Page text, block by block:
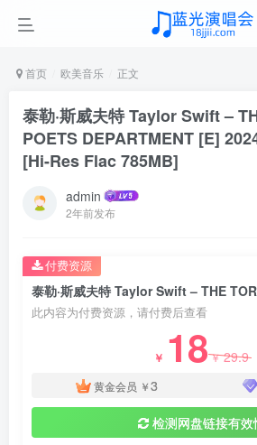
首页 欧美音乐 正文
泰勒·斯威夫特 Taylor Swift –
POETS DEPARTMENT [E]
[Hi-Res Flac 785MB]
admin
2年前发布
此内容为付费资源，请付费后查看
￥ 18￥29.9
黄金会员 ￥3
检测网盘链接有效
付费资源